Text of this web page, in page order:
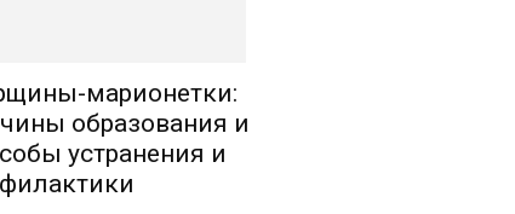
марионетки:
образования и
устранения и